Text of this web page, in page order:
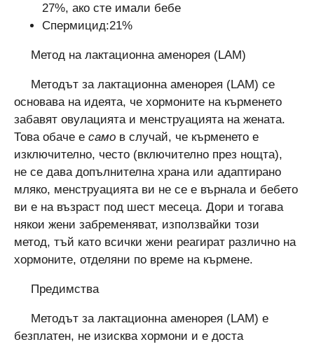
27%, ако сте имали бебе
Спермицид:21%
Метод на лактационна аменорея (LAM)
Методът за лактационна аменорея (LAM) се
основава на идеята, че хормоните на кърменето
забавят овулацията и менструацията на жената.
Това обаче е само в случай, че кърменето е
изключително, често (включително през нощта),
не се дава допълнителна храна или адаптирано
мляко, менструацията ви не се е върнала и бебето
ви е на възраст под шест месеца. Дори и тогава
някои жени забременяват, използвайки този
метод, тъй като всички жени реагират различно на
хормоните, отделяни по време на кърмене.
Предимства
Методът за лактационна аменорея (LAM) е
безплатен, не изисква хормони и е доста